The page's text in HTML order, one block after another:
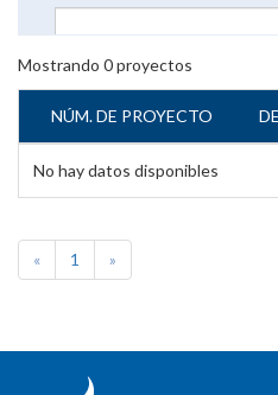
Mostrando 0proyectos
NÚM. DE PROYECTO
No hay datos disponibles
« 1 »